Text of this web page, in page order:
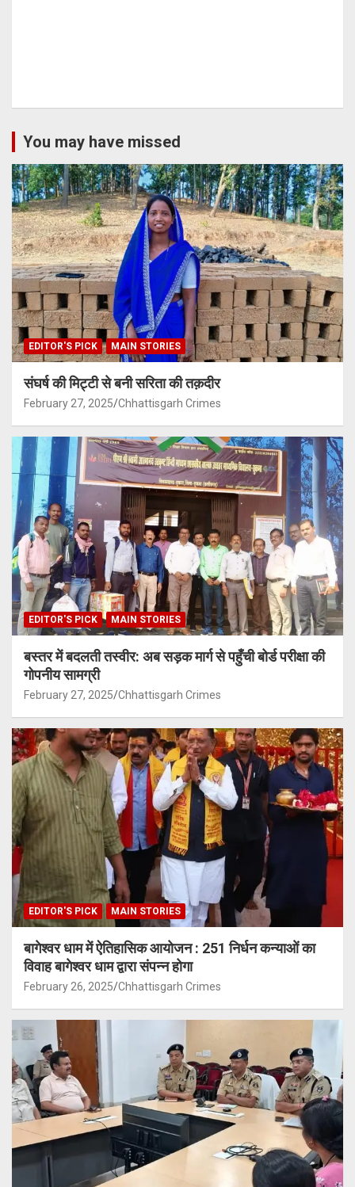
You may have missed
EDITOR'S PICK MAIN STORIES
संघर्ष की मिट्टी से बनी सरिता की तक़दीर
February 27, 2025 Chhattisgarh Crimes
EDITOR'S PICK MAIN STORIES
बस्तर में बदलती तस्वीर: अब सड़क मार्ग से पहुँची बोर्ड परीक्षा की
गोपनीय सामग्री
February 27, 2025 Chhattisgarh Crimes
EDITOR'S PICK MAIN STORIES
बागेश्वर धाम में ऐतिहासिक आयोजन : 251 निर्धन कन्याओं का
विवाह बागेश्वर धाम द्वारा संपन्न होगा
February 26, 2025 Chhattisgarh Crimes